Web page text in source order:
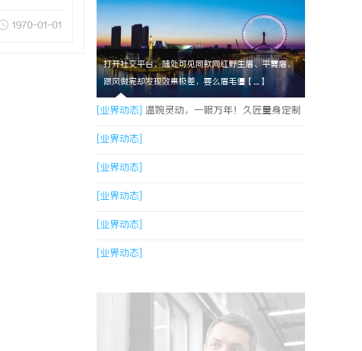
1970-01-01
打开社交平台，随处可见同款网红野生眉、平雾眉，
跟风做完却发现效果极差，要么眉毛僵【....】
[业界动态] 温婉灵动，一眼万年！久匠量身定制
的眉眼唇，才是你整张脸的点睛之笔！淡颜系女
生的气质加分项
[业界动态]
[业界动态]
[业界动态]
[业界动态]
[业界动态]